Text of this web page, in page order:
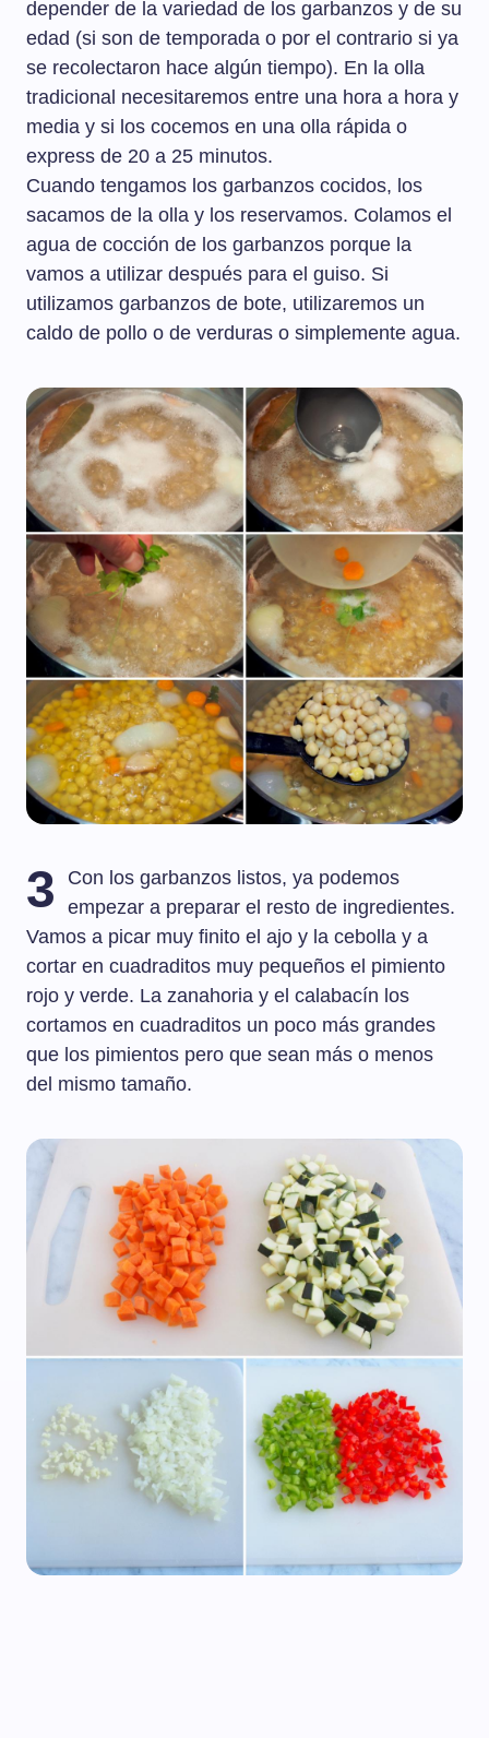
depender de la variedad de los garbanzos y de su
edad (si son de temporada o por el contrario si ya
se recolectaron hace algún tiempo). En la olla
tradicional necesitaremos entre una hora a hora y
media y si los cocemos en una olla rápida o
express de 20 a 25 minutos.
Cuando tengamos los garbanzos cocidos, los
sacamos de la olla y los reservamos. Colamos el
agua de cocción de los garbanzos porque la
vamos a utilizar después para el guiso. Si
utilizamos garbanzos de bote, utilizaremos un
caldo de pollo o de verduras o simplemente agua.
3
Con los garbanzos listos, ya podemos
empezar a preparar el resto de ingredientes.
Vamos a picar muy finito el ajo y la cebolla y a
cortar en cuadraditos muy pequeños el pimiento
rojo y verde. La zanahoria y el calabacín los
cortamos en cuadraditos un poco más grandes
que los pimientos pero que sean más o menos
del mismo tamaño.